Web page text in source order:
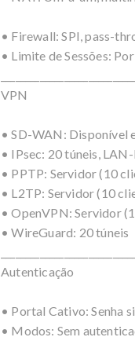
• Firewall: SPI, pass-
• Limite de Sessões:
VPN
• SD-WAN: Disponível
• IPsec: 20 túneis,
• PPTP: Servidor (10
• L2TP: Servidor (10
• OpenVPN: Servidor
• WireGuard: 20 túneis
Autenticação
• Portal Cativo: Senha
• Modos: Sem